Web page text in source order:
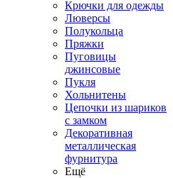
Крючки для одежды
Люверсы
Полукольца
Пряжки
Пуговицы
джинсовые
Пукля
Хольнитены
Цепочки из шариков
с замком
Декоративная
металлическая
фурнитура
Ещё